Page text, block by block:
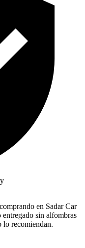
en Sadar Car
entregado sin alfombras
lo recomiendan.